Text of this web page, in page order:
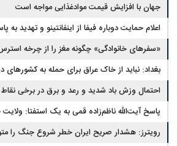
جهان با افزایش قیمت موادغذایی مواجه است
اعلام حمایت دوباره فیفا از اینفانتینو و تهدید
«سفرهای خانوادگی» چگونه مغز را از چرخه
بغداد: نباید از خاک عراق برای حمله به کشورهای
احتمال وزش باد شدید و رعد و برق در برخی
پاسخ آیت‌الله ناظم‌زاده قمی به یک استفتا:
وجوهات شرعیه نیست
رویترز: هشدار صریح ایران خطر شروع جنگ را